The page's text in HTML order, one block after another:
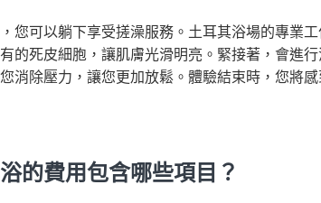
您可以躺下享受搓澡服務。土耳其浴場的專業
的死皮細胞，讓肌膚光滑明亮。緊接著，會進
消除壓力，讓您更加放鬆。體驗結束時，您將感
的費用包含哪些項目？